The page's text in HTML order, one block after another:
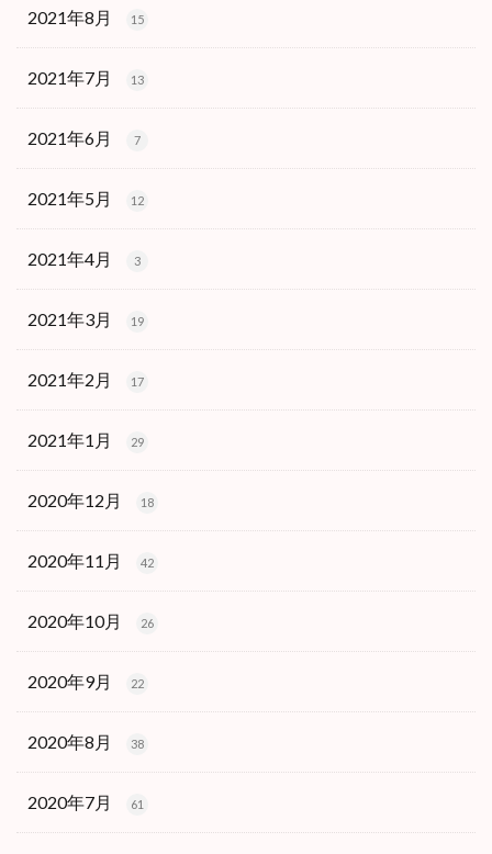
2021年8月 15
2021年7月 13
2021年6月 7
2021年5月 12
2021年4月 3
2021年3月 19
2021年2月 17
2021年1月 29
2020年12月 18
2020年11月 42
2020年10月 26
2020年9月 22
2020年8月 38
2020年7月 61